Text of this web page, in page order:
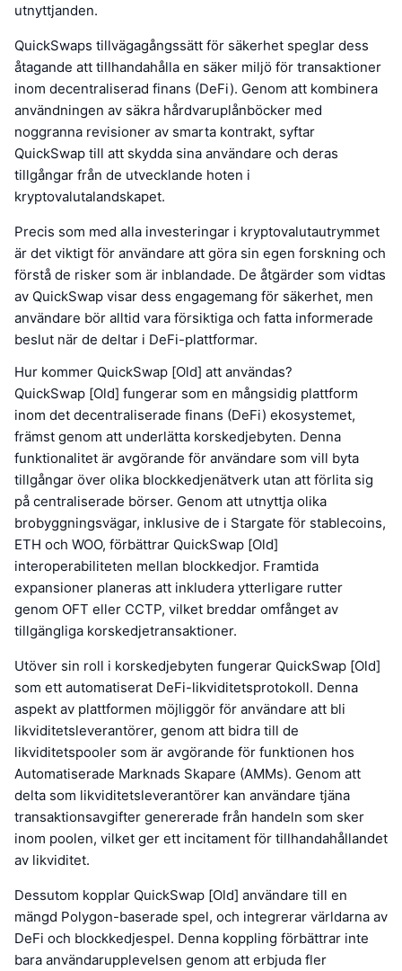
utnyttjanden.
QuickSwaps tillvägagångssätt för säkerhet speglar dess
åtagande att tillhandahålla en säker miljö för transaktioner
inom decentraliserad finans (DeFi). Genom att kombinera
användningen av säkra hårdvaruplånböcker med
noggranna revisioner av smarta kontrakt, syftar
QuickSwap till att skydda sina användare och deras
tillgångar från de utvecklande hoten i
kryptovalutalandskapet.
Precis som med alla investeringar i kryptovalutautrymmet
är det viktigt för användare att göra sin egen forskning och
förstå de risker som är inblandade. De åtgärder som vidtas
av QuickSwap visar dess engagemang för säkerhet, men
användare bör alltid vara försiktiga och fatta informerade
beslut när de deltar i DeFi-plattformar.
Hur kommer QuickSwap [Old] att användas?
QuickSwap [Old] fungerar som en mångsidig plattform
inom det decentraliserade finans (DeFi) ekosystemet,
främst genom att underlätta korskedjebyten. Denna
funktionalitet är avgörande för användare som vill byta
tillgångar över olika blockkedjenätverk utan att förlita sig
på centraliserade börser. Genom att utnyttja olika
brobyggningsvägar, inklusive de i Stargate för stablecoins,
ETH och WOO, förbättrar QuickSwap [Old]
interoperabiliteten mellan blockkedjor. Framtida
expansioner planeras att inkludera ytterligare rutter
genom OFT eller CCTP, vilket breddar omfånget av
tillgängliga korskedjetransaktioner.
Utöver sin roll i korskedjebyten fungerar QuickSwap [Old]
som ett automatiserat DeFi-likviditetsprotokoll. Denna
aspekt av plattformen möjliggör för användare att bli
likviditetsleverantörer, genom att bidra till de
likviditetspooler som är avgörande för funktionen hos
Automatiserade Marknads Skapare (AMMs). Genom att
delta som likviditetsleverantörer kan användare tjäna
transaktionsavgifter genererade från handeln som sker
inom poolen, vilket ger ett incitament för tillhandahållandet
av likviditet.
Dessutom kopplar QuickSwap [Old] användare till en
mängd Polygon-baserade spel, och integrerar världarna av
DeFi och blockkedjespel. Denna koppling förbättrar inte
bara användarupplevelsen genom att erbjuda fler